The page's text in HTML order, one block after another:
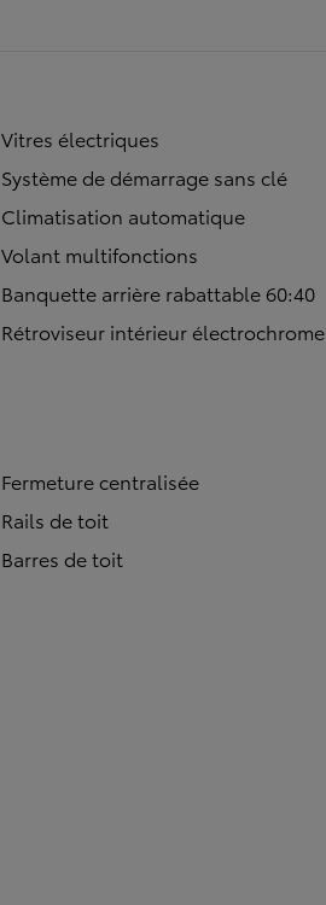
Vitres électriques
Système de démarrage sans clé
Climatisation automatique
Volant multifonctions
Banquette arrière rabattable 60:40
Rétroviseur intérieur électrochrome
Fermeture centralisée
Rails de toit
Barres de toit